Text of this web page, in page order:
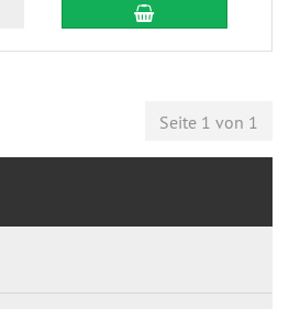
Seite 1 von 1